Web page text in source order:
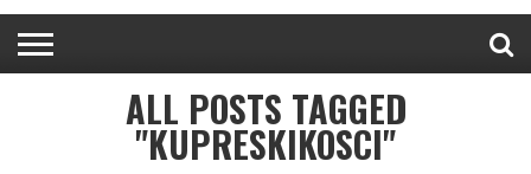
ALL POSTS TAGGED
"KUPRESKIKOSCI"